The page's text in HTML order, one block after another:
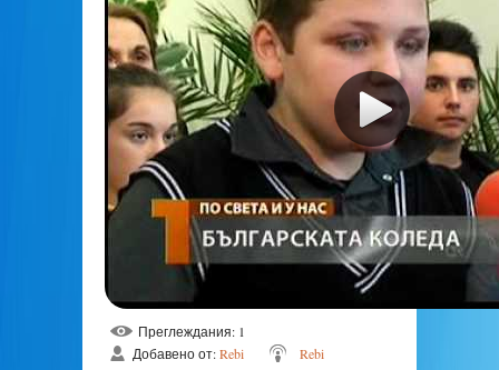
Преглеждания: 1
Добавено от:Rebi Rebi